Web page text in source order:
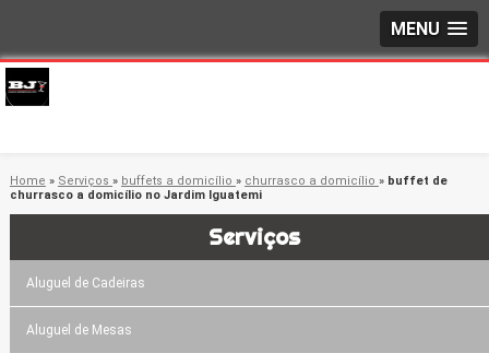
MENU
Home » Serviços » buffets a domicílio » churrasco a domicílio » buffet de
churrasco a domicílio no Jardim Iguatemi
Serviços
Aluguel de Cadeiras
Aluguel de Mesas